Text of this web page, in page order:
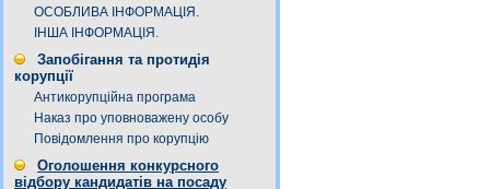
ОСОБЛИВА ІНФОРМАЦІЯ.
ІНША ІНФОРМАЦІЯ.
Запобігання та протидія
корупції
Антикорупційна програма
Наказ про уповноважену особу
Повідомлення про корупцію
Оголошення конкурсного
відбору кандидатів на посаду